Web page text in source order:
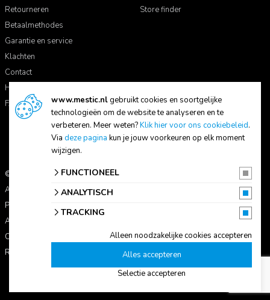
Retourneren
Betaalmethodes
Garantie en service
Klachten
Contact
Handleidingen
FAQ
Store finder
© 2026 Mestic
Alle prijzen zijn inclusief btw.
Privacyverklaring
Algemene voorwaarden
Cookie-instellingen
Reviewbeleid
www.mestic.nlgebruikt cookies en soortgelijke
technologieën om de website te analyseren en te
verbeteren. Meer weten?Klik hier voor ons cookiebeleid.
Via deze pagina kun je jouw voorkeuren op elk moment
wijzigen.
FUNCTIONEEL
ANALYTISCH
TRACKING
Selectie accepteren
Alles accepteren
Alleen noodzakelijke cookies accepteren